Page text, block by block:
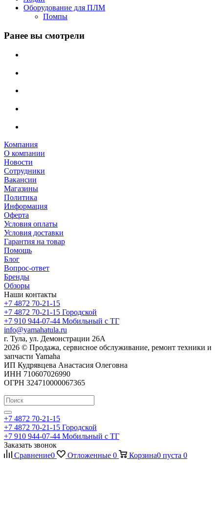
Оборудование для ПЛМ
Помпы
Ранее вы смотрели
Компания
О компании
Новости
Сотрудники
Вакансии
Магазины
Политика
Информация
Оферта
Условия оплаты
Условия доставки
Гарантия на товар
Помощь
Блог
Вопрос-ответ
Бренды
Обзоры
Наши контакты
+7 4872 70-21-15
+7 4872 70-21-15 Городской
+7 910 944-07-44 Мобильный с ТГ
info@yamahatula.ru
г. Тула, ул. Демонстрации 26А
2026 © Продажа, сервисное обслуживание, ремонт техники и
запчасти Yamaha
ИП Кудрявцева Анастасия Олеговна
ИНН 710607026990
ОГРН 324710000067365
+7 4872 70-21-15
+7 4872 70-21-15 Городской
+7 910 944-07-44 Мобильный с ТГ
Заказать звонок
Сравнение0 Отложенные 0 Корзина0 пуста 0